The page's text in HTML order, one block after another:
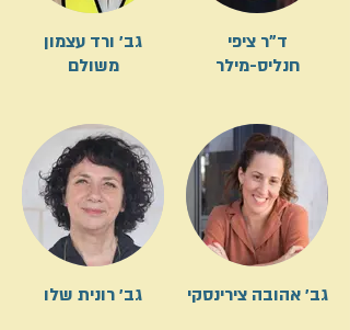
ד"ר ציפי
חנליס-מילר
גב׳ ורד עצמון
משולם
גב׳ אהובה צירינסקי גב׳ רונית שלו